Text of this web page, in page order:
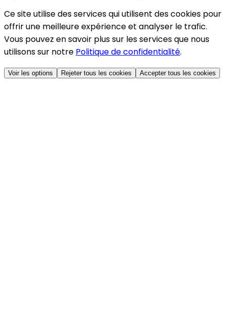
Ce site utilise des services qui utilisent des cookies pour
offrir une meilleure expérience et analyser le trafic.
Vous pouvez en savoir plus sur les services que nous
utilisons sur notre Politique de confidentialité.
Voir les options Rejeter tous les cookies Accepter tous les cookies